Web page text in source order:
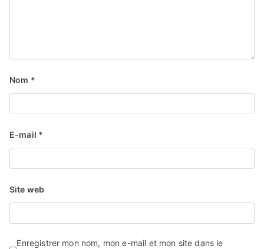
Nom *
E-mail *
Site web
Enregistrer mon nom, mon e-mail et mon site dans le